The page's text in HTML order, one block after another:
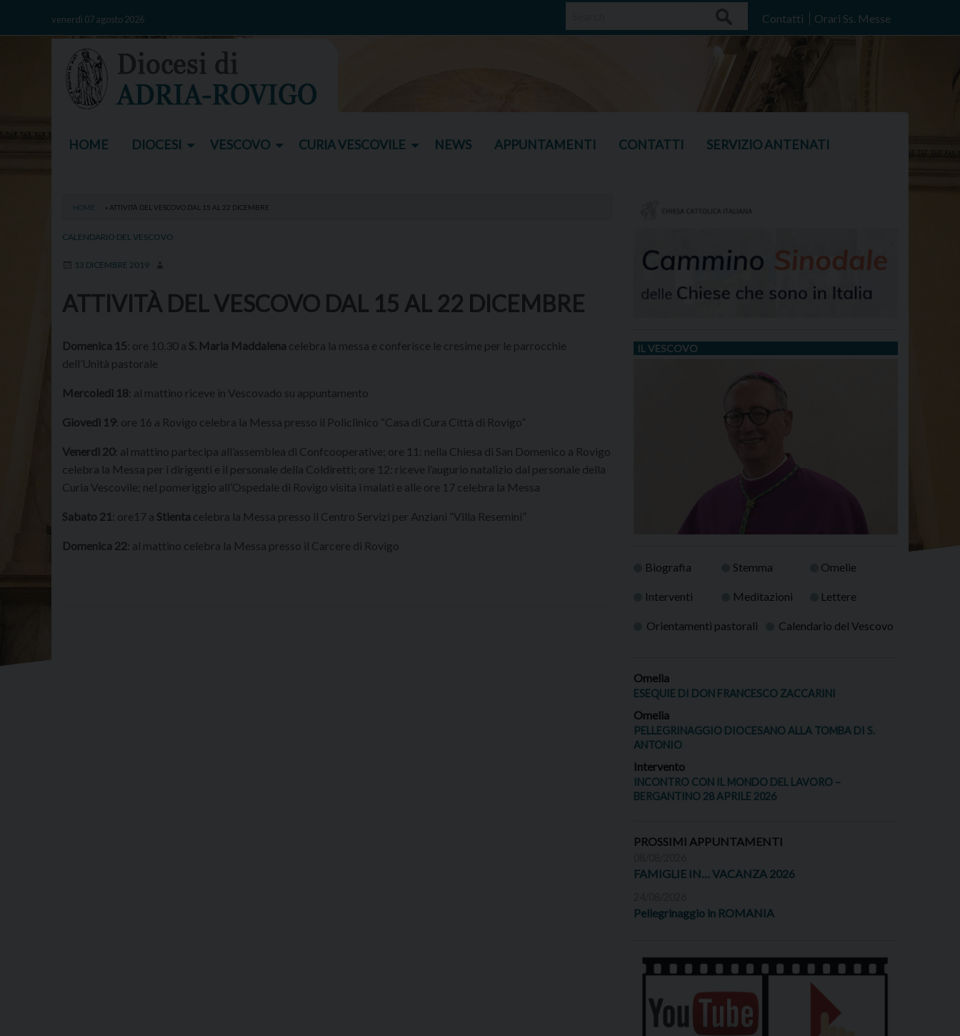
venerdì 07 agosto 2026 Contatti Orari Ss. Messe
HOME DIOCESI VESCOVO CURIA VESCOVILE NEWS APPUNTAMENTI CONTATTI SERVIZIO ANTENATI
HOME » ATTIVITÀ DEL VESCOVO DAL 15 AL 22 DICEMBRE
CALENDARIO DEL VESCOVO
13 DICEMBRE 2019
ATTIVITÀ DEL VESCOVO DAL 15 AL 22 DICEMBRE
Domenica 15 : ore 10.30 a S. Maria Maddalena celebra la messa e conferisce le cresime per le parrocchie
dell’Unità pastorale
Mercoledì 18 : al mattino riceve in Vescovado su appuntamento
Giovedì 19 : ore 16 a Rovigo celebra la Messa presso il Policlinico “Casa di Cura Città di Rovigo”
Venerdì 20 : al mattino partecipa all’assemblea di Confcooperative; ore 11: nella Chiesa di San Domenico a Rovigo
celebra la Messa per i dirigenti e il personale della Coldiretti; ore 12: riceve l’augurio natalizio dal personale della
Curia Vescovile; nel pomeriggio all’Ospedale di Rovigo visita i malati e alle ore 17 celebra la Messa
Sabato 21 : ore17 a Stienta celebra la Messa presso il Centro Servizi per Anziani “Villa Resemini”
Domenica 22 : al mattino celebra la Messa presso il Carcere di Rovigo
IL VESCOVO
Biografia Stemma Omelie
Interventi Meditazioni Lettere
Orientamenti pastorali Calendario del Vescovo
Omelia
ESEQUIE DI DON FRANCESCO ZACCARINI
Omelia
PELLEGRINAGGIO DIOCESANO ALLA TOMBA DI S.
ANTONIO
Intervento
INCONTRO CON IL MONDO DEL LAVORO –
BERGANTINO 28 APRILE 2026
PROSSIMI APPUNTAMENTI
FAMIGLIE IN… VACANZA 2026
Pellegrinaggio in ROMANIA